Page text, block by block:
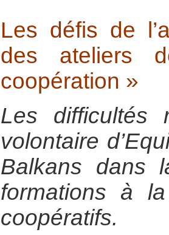
Les défis de
des ateliers
coopération »
Les difficultés
volontaire
Balkans dans
formations à
coopératifs.